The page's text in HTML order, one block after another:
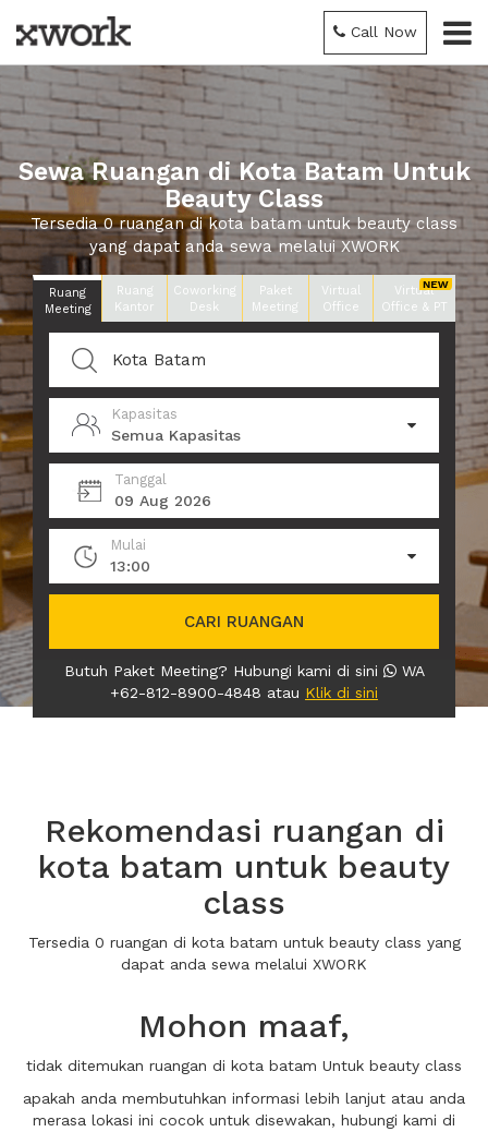
Call Now
Sewa Ruangan di Kota Batam Untuk
Beauty Class
Tersedia 0 ruangan di kota batam untuk beauty class
yang dapat anda sewa melalui XWORK
Ruang
Meeting
Ruang
Kantor
Coworking
Desk
Paket
Meeting
Virtual
Office
Virtual
Office & PT
Kapasitas
Semua Kapasitas
Tanggal
09 Aug 2026
Mulai
13:00
CARI RUANGAN
Butuh Paket Meeting? Hubungi kami di sini
WA
+62-812-8900-4848 atau Klik di sini
Rekomendasi ruangan di
kota batam untuk beauty
class
Tersedia 0 ruangan di kota batam untuk beauty class yang
dapat anda sewa melalui XWORK
Mohon maaf,
tidak ditemukan ruangan di kota batam Untuk beauty class
apakah anda membutuhkan informasi lebih lanjut atau anda
merasa lokasi ini cocok untuk disewakan, hubungi kami di